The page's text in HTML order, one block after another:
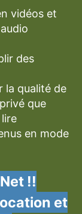
vidéos et
des
la qualité de
que
en mode
!!
et